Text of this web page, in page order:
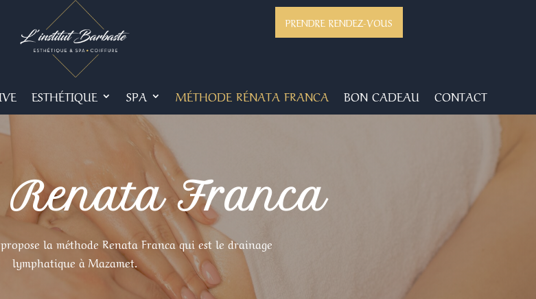
PRENDRE RENDEZ-VOUS
ESTHÉTIQUE SPA MÉTHODE RÉNATA FRANCA BON CADEAU CONTACT
Renata Franca
la méthode Renata Franca qui est le drainage
lymphatique à Mazamet.